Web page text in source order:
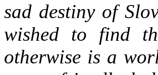
sad destiny of
wished to find
otherwise is a